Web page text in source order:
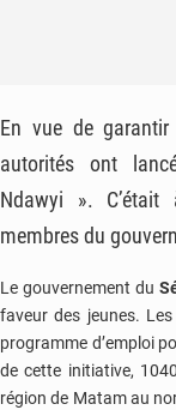
En vue de
autorités ont
Ndawyi ».
membres du
Le gouvernement du
faveur des jeunes.
programme d’emploi
de cette initiative,
région de Matam au